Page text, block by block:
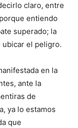
claro, entre
entiendo
superado; la
el peligro.
en la
ante la
de
ya lo estamos
que